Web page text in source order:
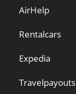
AirHelp
Rentalcars
Expedia
Travelpayouts